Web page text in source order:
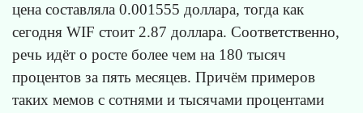
цена составляла 0.001555 доллара, тогда как
сегодня WIF стоит 2.87 доллара. Соответственно,
речь идёт о росте более чем на 180 тысяч
процентов за пять месяцев. Причём примеров
таких мемов с сотнями и тысячами процентами